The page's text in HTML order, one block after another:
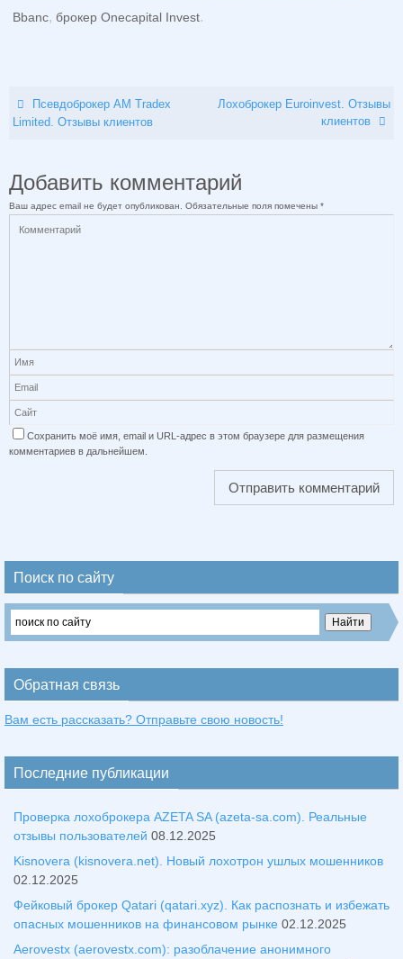
Bbanc, брокер Onecapital Invest.
Псевдоброкер AM Tradex
Limited. Отзывы клиентов
Лохоброкер Euroinvest. Отзывы
клиентов
Добавить комментарий
Ваш адрес email не будет опубликован. Обязательные поля помечены *
Сохранить моё имя, email и URL-адрес в этом браузере для размещения
комментариев в дальнейшем.
Поиск по сайту
Обратная связь
Вам есть рассказать? Отправьте свою новость!
Последние публикации
Проверка лохоброкера AZETA SA (azeta-sa.com). Реальные
отзывы пользователей 08.12.2025
Kisnovera (kisnovera.net). Новый лохотрон ушлых мошенников
02.12.2025
Фейковый брокер Qatari (qatari.xyz). Как распознать и избежать
опасных мошенников на финансовом рынке 02.12.2025
Aerovestx (aerovestx.com): разоблачение анонимного